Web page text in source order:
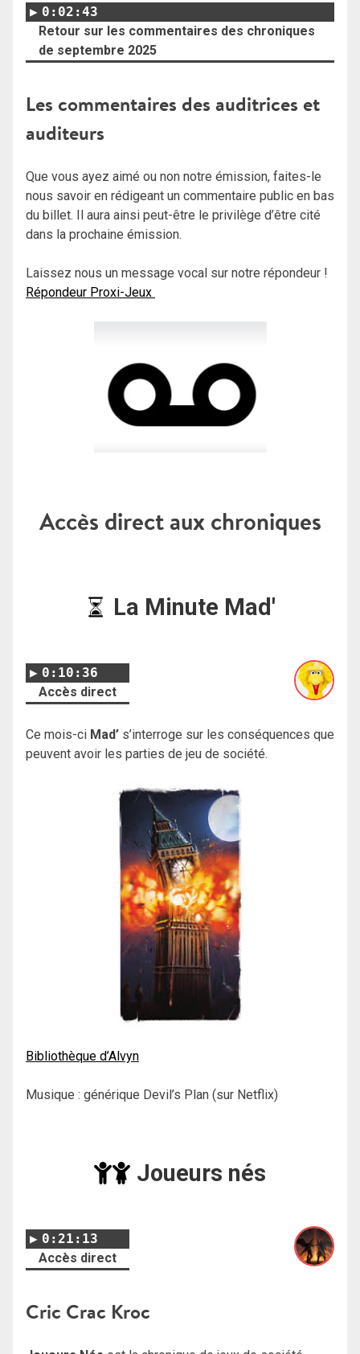
0:02:43
Retour sur les commentaires des chroniques
de septembre 2025
Les commentaires des auditrices et
auditeurs
Que vous ayez aimé ou non notre émission, faites-le
nous savoir en rédigeant un commentaire public en bas
du billet. Il aura ainsi peut-être le privilège d’être cité
dans la prochaine émission.
Laissez nous un message vocal sur notre répondeur !
Répondeur Proxi-Jeux
Accès direct aux chroniques
La Minute Mad'
0:10:36
Accès direct
Ce mois-ci Mad’ s’interroge sur les conséquences que
peuvent avoir les parties de jeu de société.
Bibliothèque d’Alvyn
Musique : générique Devil’s Plan (sur Netflix)
Joueurs nés
0:21:13
Accès direct
Cric Crac Kroc